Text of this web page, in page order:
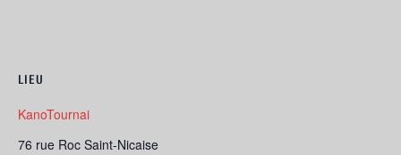
LIEU
KanoTournai
76 rue Roc Saint-Nicaise